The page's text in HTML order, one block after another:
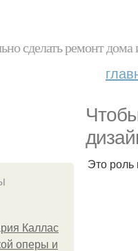
сделать ремонт
Каллас
оперы и
Это роль